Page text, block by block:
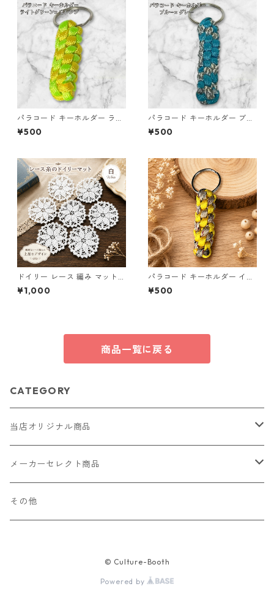
パラコード キーホルダー ライ
トグリーン イエロー 編み込み
s26
¥500
パラコード キーホルダー ブル
ー グレー 編み込み s20
¥500
ドイリー レース 編み マット
白 コースター s1
¥1,000
パラコード キーホルダー イエ
ロー×ベージュ(赤・黒) ハンド
メイド 国産 本革 ヌメ革
¥500
商品一覧に戻る
CATEGORY
当店オリジナル商品
レザー（革）
ロングウォレット
ストラップ
メーカーセレクト商品
財布・キーケース・カードケース
その他
© Culture-Booth
Powered by